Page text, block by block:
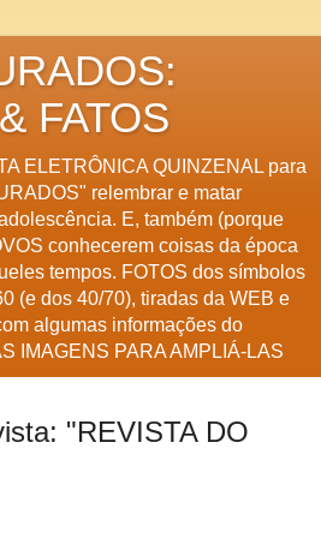
FATOS
ELETRÔNICA QUINZENAL para
relembrar e matar
E, também (porque
conhecerem coisas da época
tempos. FOTOS dos símbolos
(e dos 40/70), tiradas da WEB e
algumas informações do
IMAGENS PARA AMPLIÁ-LAS
"REVISTA DO